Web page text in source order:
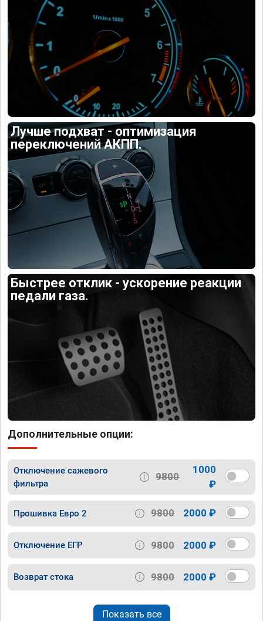
Лучше подхват - оптимизация
переключений АКПП.
Быстрее отклик - ускорение реакции
педали газа.
Дополнительные опции:
Отключение сажевого
фильтра
9800
1000
₽
Прошивка Евро 2 9800 2000 ₽
Отключение ЕГР 9800 2000 ₽
Возврат стока 9800 2000 ₽
Показать все